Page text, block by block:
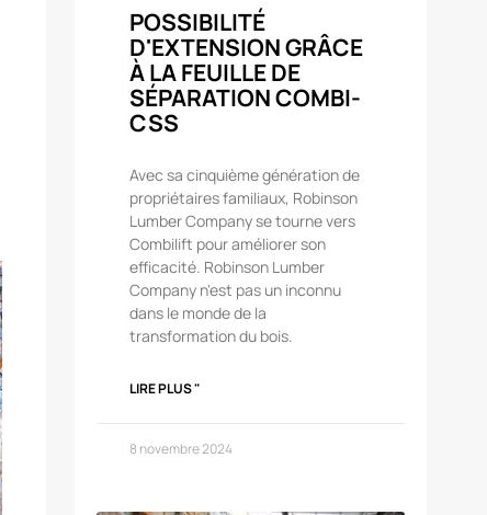
POSSIBILITÉ
D'EXTENSION GRÂCE
À LA FEUILLE DE
SÉPARATION COMBI-
CSS
Avec sa cinquième génération de
propriétaires familiaux, Robinson
Lumber Company se tourne vers
Combilift pour améliorer son
efficacité. Robinson Lumber
Company n'est pas un inconnu
dans le monde de la
transformation du bois.
LIRE PLUS "
8 novembre 2024